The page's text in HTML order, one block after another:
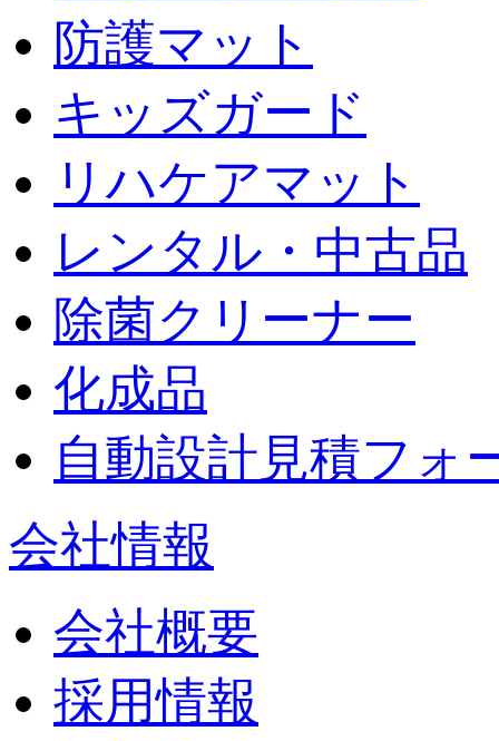
防護マット
キッズガード
リハケアマット
レンタル・中古品
除菌クリーナー
化成品
自動設計見積フォ
会社情報
会社概要
採用情報